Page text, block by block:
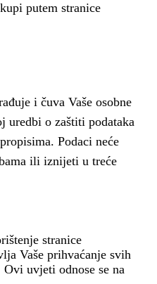
putem stranice
i čuva Vaše osobne
uredbi o zaštiti podataka
Podaci neće
ili iznijeti u treće
stranice
Vaše prihvaćanje svih
uvjeti odnose se na